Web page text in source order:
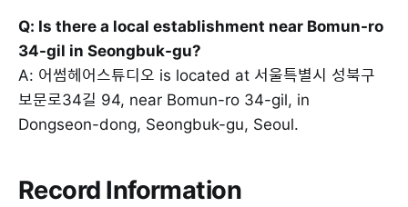
Q: Is there a local establishment near Bomun-ro
34-gil in Seongbuk-gu?
A: 어썸헤어스튜디오 is located at 서울특별시 성북구
보문로34길 94, near Bomun-ro 34-gil, in
Dongseon-dong, Seongbuk-gu, Seoul.
Record Information